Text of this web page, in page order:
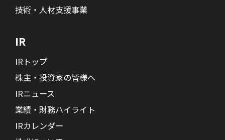
技術・人材支援事業
IR
IRトップ
株主・投資家の皆様へ
IRニュース
業績・財務ハイライト
IRカレンダー